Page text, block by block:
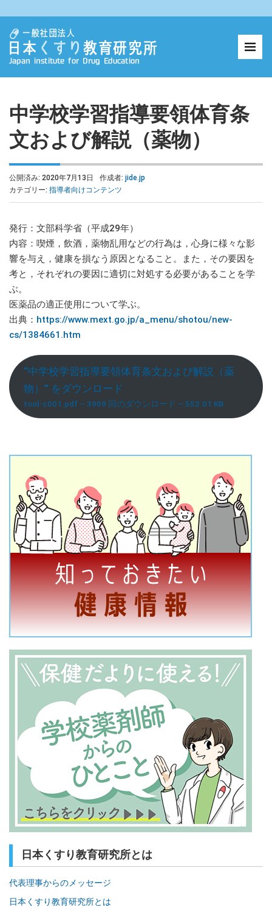
中学校学習指導要領体育条
文および解説（薬物）
公開済み: 2020年7月13日 作成者: jide.jp
カテゴリー: 指導者向けコンテンツ
発行：文部科学省（平成29年）
内容：喫煙，飲酒，薬物乱用などの行為は，心身に様々な影
響を与え，健康を損なう原因となること。また，その要因を
考と，それぞれの要因に適切に対処する必要があることを学
ぶ。
医薬品の適正使用について学ぶ。
出典： https://www.mext.go.jp/a_menu/shotou/new-
cs/1384661.htm
“中学校学習指導要領体育条文および解説（薬
物）” をダウンロード
tool-c001.pdf – 3909 回のダウンロード – 552.01 KB
日本くすり教育研究所とは
代表理事からのメッセージ
日本くすり教育研究所とは